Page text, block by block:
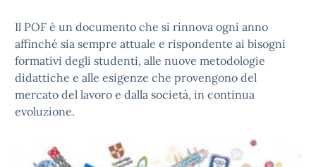
Il POF è un documento che si rinnova ogni anno
affinché sia sempre attuale e rispondente ai bisogni
formativi degli studenti, alle nuove metodologie
didattiche e alle esigenze che provengono del
mercato del lavoro e dalla società, in continua
evoluzione.